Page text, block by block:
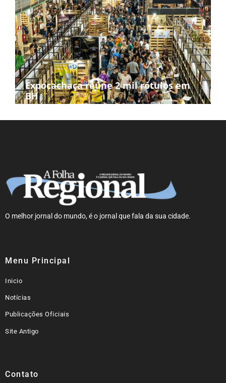
Expocachaça reúne 2 mil rótulos em
BH
O melhor jornal do mundo, é o jornal que fala da sua cidade.
Menu Principal
Inicio
Notícias
Publicações Oficiais
Site Antigo
Contato